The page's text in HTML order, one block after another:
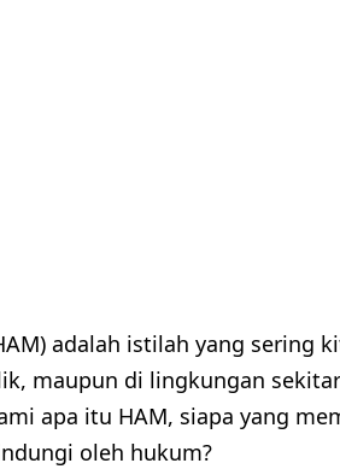
adalah istilah yang sering
maupun di lingkungan
apa itu HAM, siapa yang
oleh hukum?